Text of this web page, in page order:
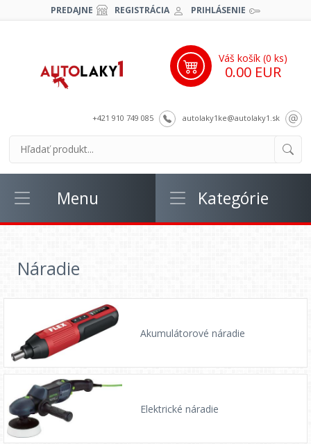
PREDAJNE REGISTRÁCIA PRIHLÁSENIE
+421 910 749 085 autolaky1ke@autolaky1.sk
Váš košík (0 ks)
0.00 EUR
Menu Kategórie
Náradie
Akumulátorové náradie
Elektrické náradie